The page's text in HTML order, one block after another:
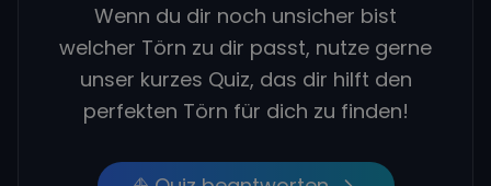
Wenn du dir noch unsicher bist
welcher Törn zu dir passt, nutze gerne
unser kurzes Quiz, das dir hilft den
perfekten Törn für dich zu finden!